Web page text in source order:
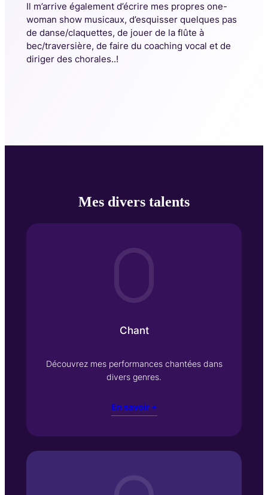
Il m’arrive également d’écrire mes propres one-
woman show musicaux, d’esquisser quelques pas
de danse/claquettes, de jouer de la flûte à
bec/traversière, de faire du coaching vocal et de
diriger des chorales..!
Mes divers talents
Chant
Découvrez mes performances chantées dans
divers genres.
En savoir +